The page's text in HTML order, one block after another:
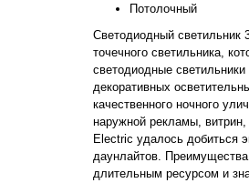
Потолочный
Светодиодный светильник
точечного светильника,
светодиодные
декоративных
качественного ночного
наружной рекламы,
Electric удалось добиться
даунлайтов. Преимущества
длительным ресурсом и